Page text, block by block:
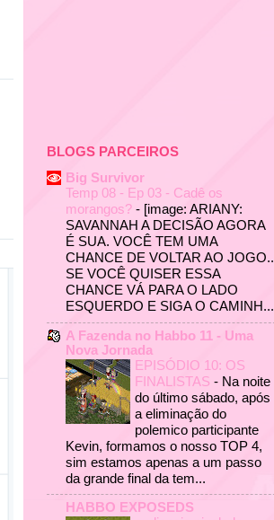
BLOGS PARCEIROS
Big Survivor
Temp 08 - Ep 03 - Cadê os
morangos? - [image: ARIANY:
SAVANNAH A DECISÃO AGORA
É SUA. VOCÊ TEM UMA
CHANCE DE VOLTAR AO JOGO..
SE VOCÊ QUISER ESSA
CHANCE VÁ PARA O LADO
ESQUERDO E SIGA O CAMINH...
A Fazenda no Habbo 11 - Uma
Nova Jornada
EPISÓDIO 10: OS
FINALISTAS - Na noite
do último sábado, após
a eliminação do
polemico participante
Kevin, formamos o nosso TOP 4,
sim estamos apenas a um passo
da grande final da tem...
HABBO EXPOSEDS